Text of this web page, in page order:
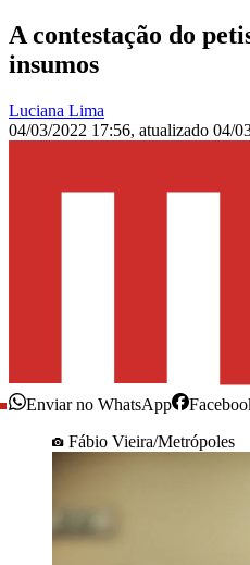
A contestação do
insumos
Luciana Lima
04/03/2022 17:56, atualizado 04/
Enviar no WhatsApp
Fábio Vieira/Metrópoles